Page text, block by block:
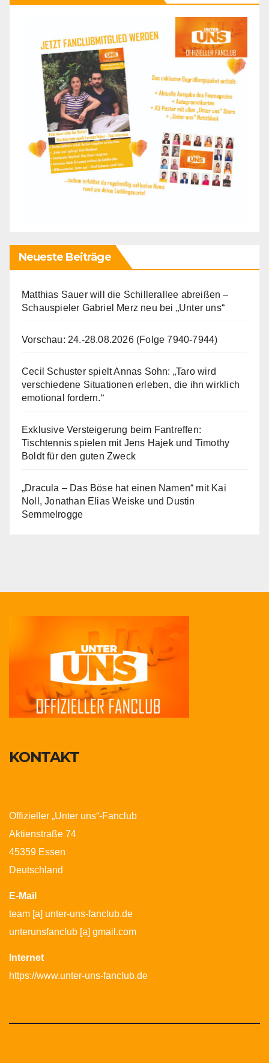
Neueste Beiträge
Matthias Sauer will die Schillerallee abreißen –
Schauspieler Gabriel Merz neu bei „Unter uns“
Vorschau: 24.-28.08.2026 (Folge 7940-7944)
Cecil Schuster spielt Annas Sohn: „Taro wird
verschiedene Situationen erleben, die ihn wirklich
emotional fordern.“
Exklusive Versteigerung beim Fantreffen:
Tischtennis spielen mit Jens Hajek und Timothy
Boldt für den guten Zweck
„Dracula – Das Böse hat einen Namen“ mit Kai
Noll, Jonathan Elias Weiske und Dustin
Semmelrogge
KONTAKT
Offizieller „Unter uns“-Fanclub
Aktienstraße 74
45359 Essen
Deutschland
E-Mail
team [a] unter-uns-fanclub.de
unterunsfanclub [a] gmail.com
Internet
https://www.unter-uns-fanclub.de